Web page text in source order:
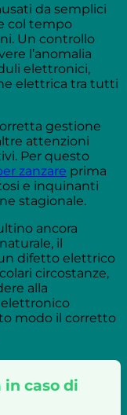
da semplici
col tempo
Un controllo
l’anomalia
elettronici,
elettrica tra tutti
gestione
attenzioni
Per questo
zanzare prima
e inquinanti
stagionale.
ancora
il
difetto elettrico
circostanze,
alla
modo il corretto
caso di